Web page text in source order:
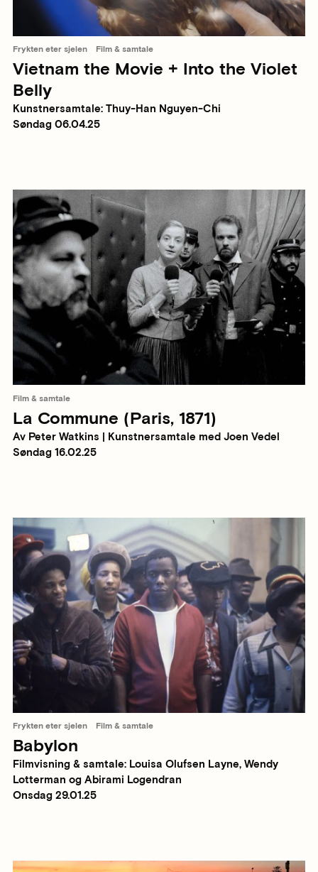
Frykten eter sjelen Film & samtale
Vietnam the Movie + Into the Violet
Belly
Kunstnersamtale: Thuy-Han Nguyen-Chi
Søndag 06.04.25
Film & samtale
La Commune (Paris, 1871)
Av Peter Watkins | Kunstnersamtale med Joen Vedel
Søndag 16.02.25
Frykten eter sjelen Film & samtale
Babylon
Filmvisning & samtale: Louisa Olufsen Layne, Wendy
Lotterman og Abirami Logendran
Onsdag 29.01.25